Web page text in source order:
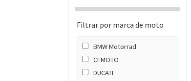
Filtrar por marca de moto
BMW Motorrad
CFMOTO
DUCATI